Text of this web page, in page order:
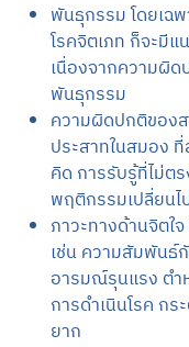
พันธุกรรม โดยเฉ
โรคจิตเภท ก็จะมีแ
เนื่องจากความผิ
พันธุกรรม
ความผิดปกติของ
ประสาทในสมอง
คิด การรับรู้ที่ไม่ต
พฤติกรรมเปลี่ยนไ
ภาวะทางด้านจิตใ
เช่น ความสัมพันธ์
อารมณ์รุนแรง ต
การดำเนินโรค กร
ยาก